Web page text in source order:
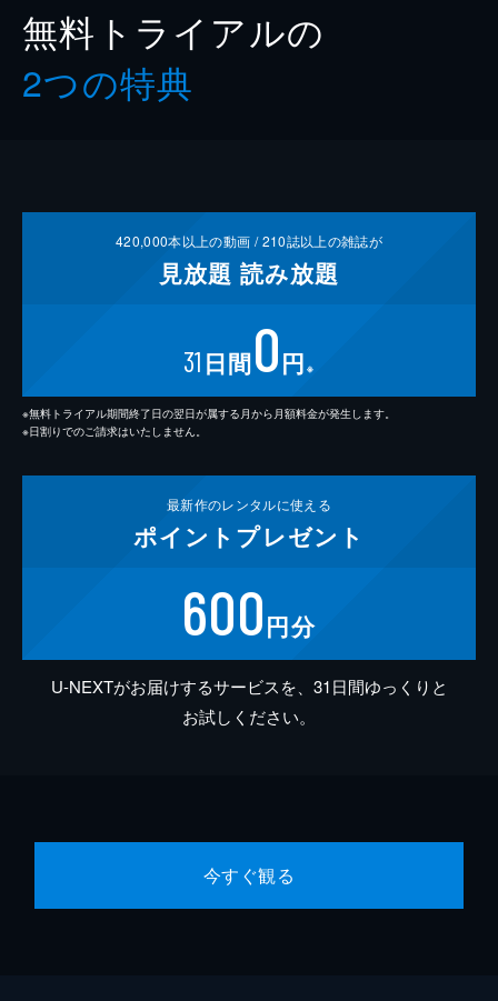
無料トライアルの
2つの特典
420,000本以上の動画 /210誌以上の雑誌が
見放題 読み放題
31 日間0円 ※
※無料トライアル期間終了日の翌日が属する月から月額料金が発生します。
※日割りでのご請求はいたしません。
最新作のレンタルに使える
ポイント プレゼント
600円分
U-NEXTがお届けするサービスを、31日間ゆっくりと
お試しください。
今すぐ観る